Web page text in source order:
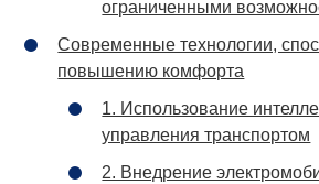
ограниченными
Современные технологии,
повышению комфорта
1. Использование
управления транспортом
2. Внедрение